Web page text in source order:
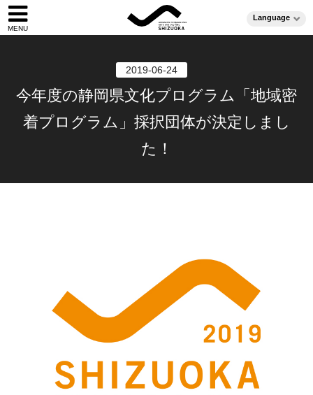
Language
2019-06-24
今年度の静岡県文化プログラム「地域密
着プログラム」採択団体が決定しまし
た！